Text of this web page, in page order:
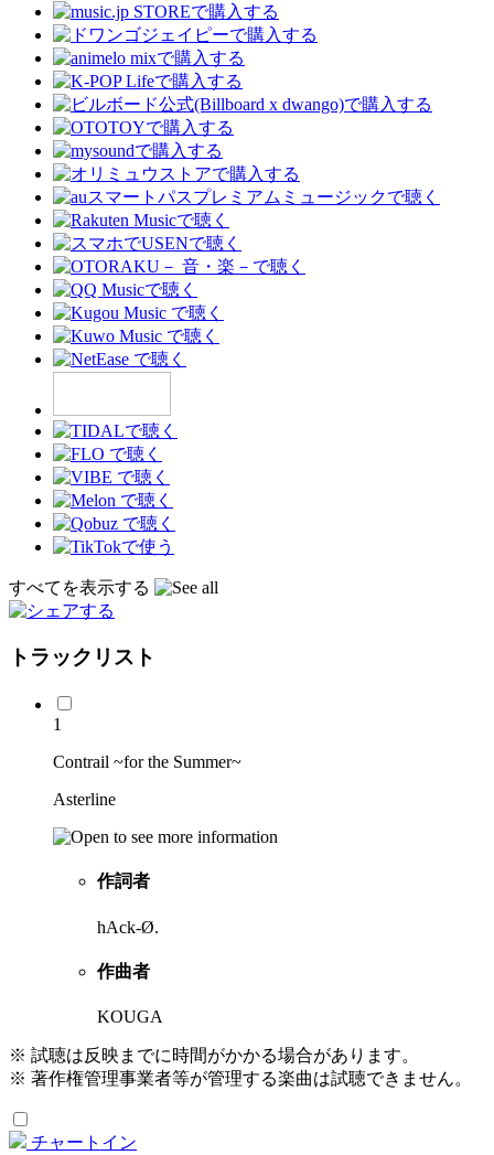
すべてを表示する
トラックリスト
1
Contrail ~for the Summer~
Asterline
作詞者
hAck-Ø.
作曲者
KOUGA
※ 試聴は反映までに時間がかかる場合があります。
※ 著作権管理事業者等が管理する楽曲は試聴できません。
チャートイン